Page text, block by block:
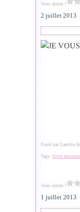
Vous aimez ?
2 juillet 2013
Posté par Laetitia
Tags:bijou fantaisie
Vous aimez ?
1 juillet 2013